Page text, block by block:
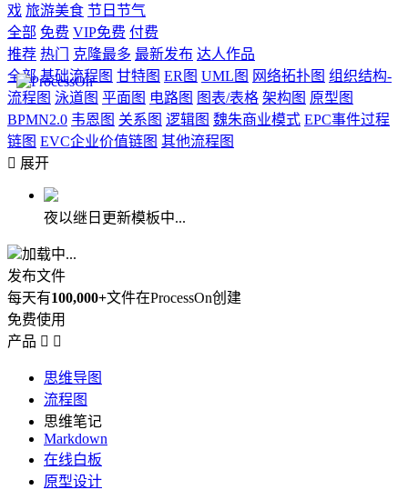
戏 旅游美食 节日节气
全部 免费 VIP免费 付费
推荐 热门 克隆最多 最新发布 达人作品
全部 基础流程图 甘特图 ER图 UML图 网络拓扑图 组织结构-
流程图 泳道图 平面图 电路图 图表/表格 架构图 原型图
BPMN2.0 韦恩图 关系图 逻辑图 魏朱商业模式 EPC事件过程
链图 EVC企业价值链图 其他流程图
 展开
夜以继日更新模板中...
加载中...
发布文件
每天有100,000+文件在ProcessOn创建
免费使用
产品  
思维导图
流程图
思维笔记
Markdown
在线白板
原型设计